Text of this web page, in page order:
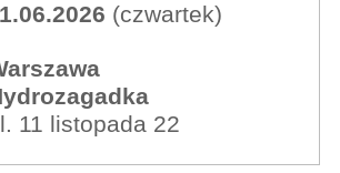
(czwartek)
11 listopada 22